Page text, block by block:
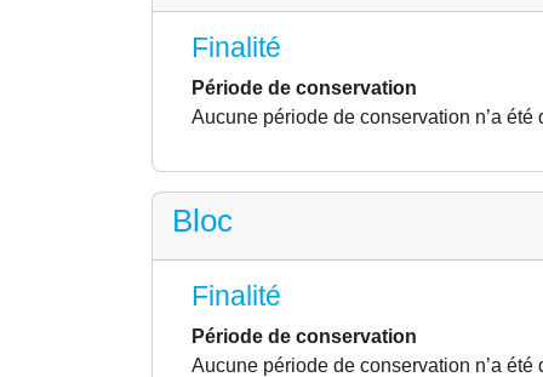
Finalité
Période de conservation
Aucune période de conservation n’a été
Bloc
Finalité
Période de conservation
Aucune période de conservation n’a été